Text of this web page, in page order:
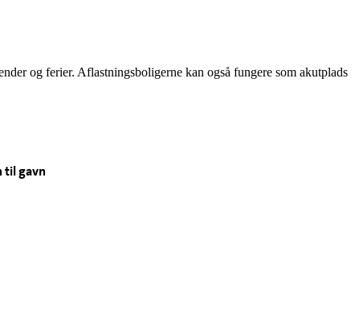
og ferier. Aflastningsboligerne kan også fungere som akutplads
til gavn